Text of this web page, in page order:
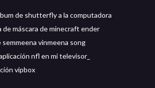
de shutterfly a la computadora
de máscara de minecraft ender
vinmeena song
nfl en mi televisor_
vipbox